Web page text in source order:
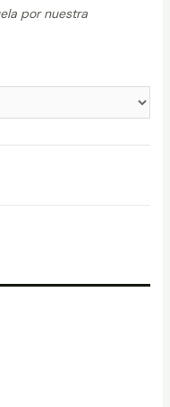
por nuestra